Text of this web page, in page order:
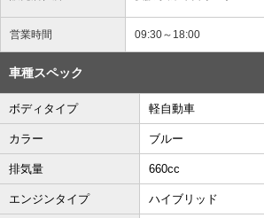
営業時間 09:30～18:00
車種スペック
ボディタイプ 軽自動車
カラー ブルー
排気量 660cc
エンジンタイプ ハイブリッド